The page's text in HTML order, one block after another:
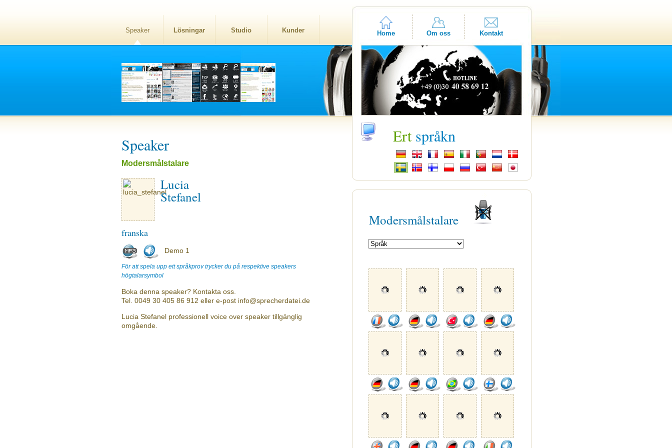
Speaker Lösningar Studio Kunder Home Om oss Kontakt
Speaker
Modersmålstalare
Lucia
Stefanel
franska
Demo 1
För att spela upp ett språkprov trycker du på respektive speakers
högtalarsymbol
Boka denna speaker? Kontakta oss.
Tel. 0049 30 405 86 912 eller e-post info@sprecherdatei.de
Lucia Stefanel professionell voice over speaker tillgänglig
omgående.
Ert språkn
Modersmålstalare